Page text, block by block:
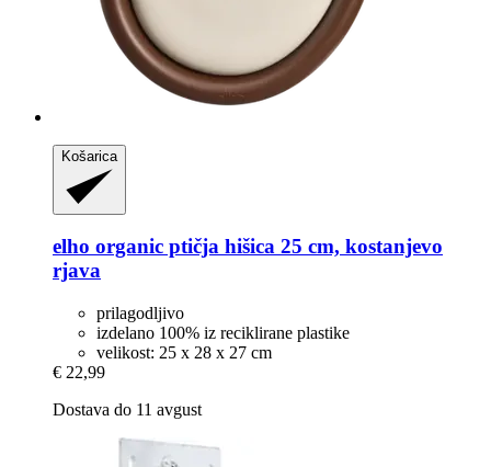
Košarica
elho organic ptičja hišica 25 cm, kostanjevo
rjava
prilagodljivo
izdelano 100% iz reciklirane plastike
velikost: 25 x 28 x 27 cm
€ 22,99
Dostava do 11 avgust